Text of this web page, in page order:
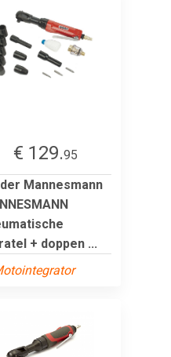
€ 129.95
Mannesmann
+ doppen ...